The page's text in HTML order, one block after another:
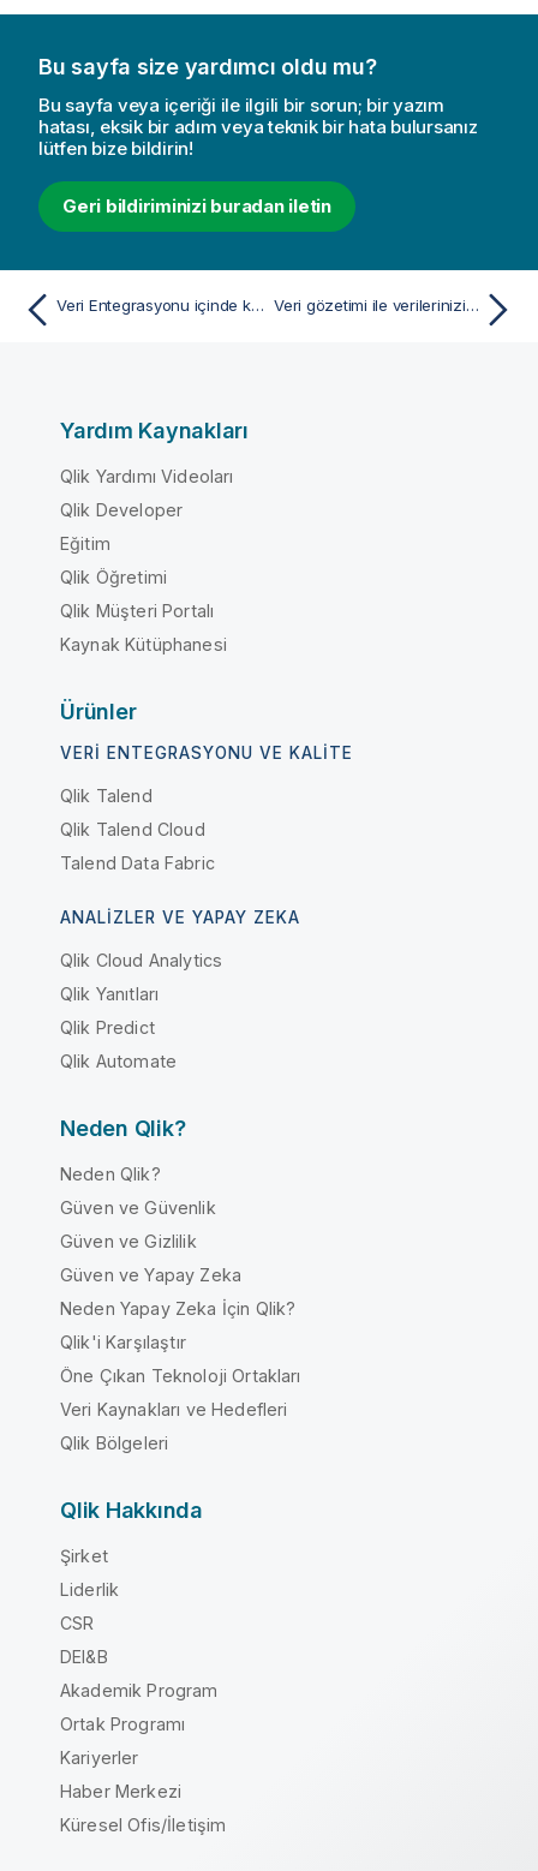
Bu sayfa size yardımcı oldu mu?
Bu sayfa veya içeriği ile ilgili bir sorun; bir yazım
hatası, eksik bir adım veya teknik bir hata bulursanız
lütfen bize bildirin!
Geri bildiriminizi buradan iletin
Veri Entegrasyonu içinde katalogla verileriniz anlama Veri gözetimi ile verilerinizi doğrulama ve düzeltme
Yardım Kaynakları
Qlik Yardımı Videoları
Qlik Developer
Eğitim
Qlik Öğretimi
Qlik Müşteri Portalı
Kaynak Kütüphanesi
Ürünler
VERI ENTEGRASYONU VE KALITE
Qlik Talend
Qlik Talend Cloud
Talend Data Fabric
ANALIZLER VE YAPAY ZEKA
Qlik Cloud Analytics
Qlik Yanıtları
Qlik Predict
Qlik Automate
Neden Qlik?
Neden Qlik?
Güven ve Güvenlik
Güven ve Gizlilik
Güven ve Yapay Zeka
Neden Yapay Zeka İçin Qlik?
Qlik'i Karşılaştır
Öne Çıkan Teknoloji Ortakları
Veri Kaynakları ve Hedefleri
Qlik Bölgeleri
Qlik Hakkında
Şirket
Liderlik
CSR
DEI&B
Akademik Program
Ortak Programı
Kariyerler
Haber Merkezi
Küresel Ofis/İletişim